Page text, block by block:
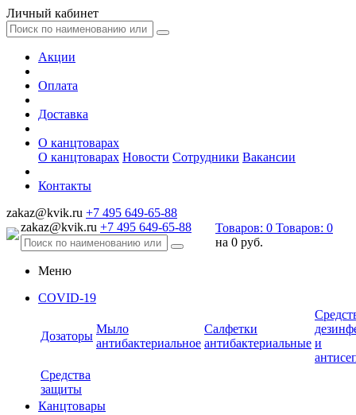
Личный кабинет
Акции
Оплата
Доставка
О канцтоварах
О канцтоварах Новости Сотрудники Вакансии
Контакты
zakaz@kvik.ru +7 495 649-65-88
zakaz@kvik.ru +7 495 649-65-88 Товаров: 0 Товаров: 0
на 0 руб.
Меню
COVID-19
Дозаторы
Мыло
антибактериальное
Салфетки
антибактериальные и
Средства
защиты
Канцтовары